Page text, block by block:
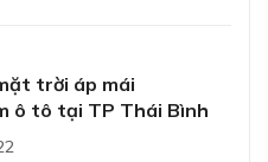
trời áp mái
ô tô tại TP Thái Bình